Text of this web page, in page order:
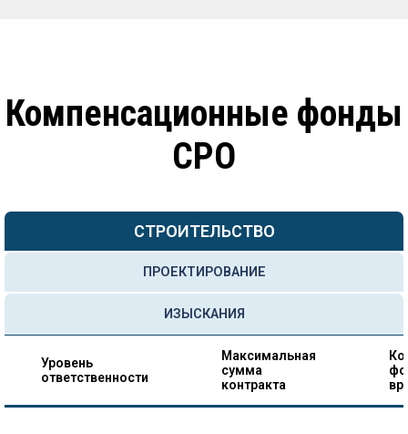
Компенсационные фонды
СРО
СТРОИТЕЛЬСТВО
ПРОЕКТИРОВАНИЕ
ИЗЫСКАНИЯ
Уровень
ответственности
Максимальная
сумма
контракта